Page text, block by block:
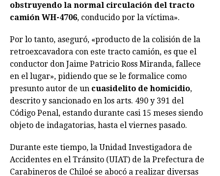
obstruyendo la normal circulación del tracto
camión WH-4706, conducido por la víctima».
Por lo tanto, aseguró, «producto de la colisión de la
retroexcavadora con este tracto camión, es que el
conductor don Jaime Patricio Ross Miranda, fallece
en el lugar», pidiendo que se le formalice como
presunto autor de un cuasidelito de homicidio,
descrito y sancionado en los arts. 490 y 391 del
Código Penal, estando durante casi 15 meses siendo
objeto de indagatorias, hasta el viernes pasado.
Durante este tiempo, la Unidad Investigadora de
Accidentes en el Tránsito (UIAT) de la Prefectura de
Carabineros de Chiloé se abocó a realizar diversas